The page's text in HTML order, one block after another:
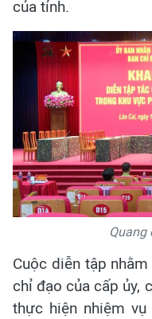
của tỉnh.
Quang
Cuộc diễn tập
chỉ đạo của cấp ủy,
thực hiện nhiệm